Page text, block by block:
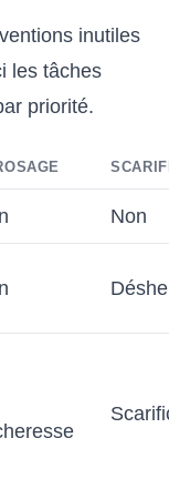
inutiles
les tâches
priorité.
Non